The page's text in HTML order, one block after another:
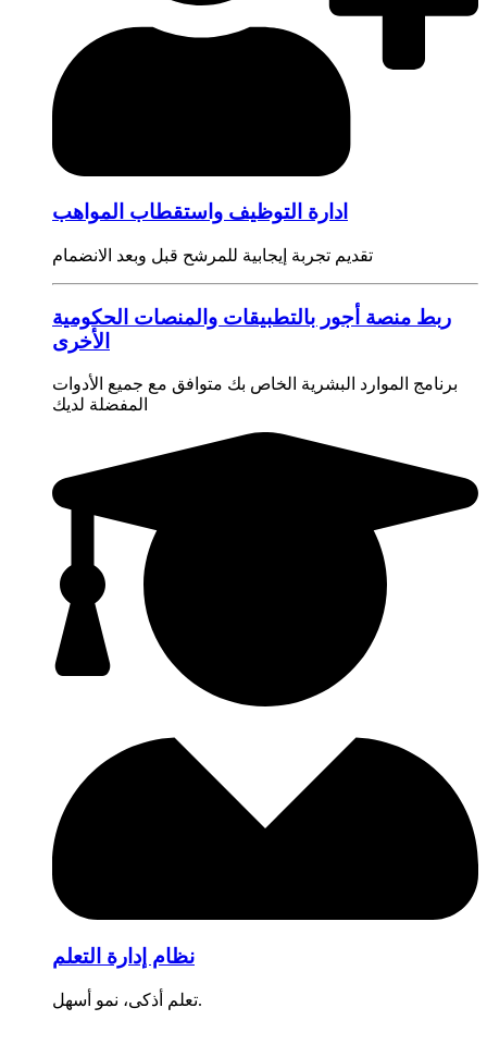
ادارة التوظيف واستقطاب المواهب
تقديم تجربة إيجابية للمرشح قبل وبعد الانضمام
ربط منصة أجور بالتطبيقات والمنصات الحكومية
الأخرى
برنامج الموارد البشرية الخاص بك متوافق مع جميع الأدوات
المفضلة لديك
نظام إدارة التعلم
تعلم أذكى، نمو أسهل.